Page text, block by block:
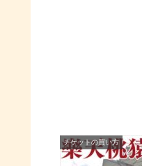
チケットの買い方